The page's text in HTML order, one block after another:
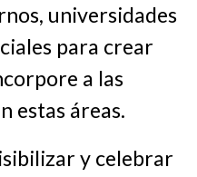
universidades
para crear
a las
estas áreas.
y celebrar